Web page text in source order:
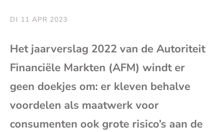
DI 11 APR 2023
Het jaarverslag 2022 van de Autoriteit
Financiële Markten (AFM) windt er
geen doekjes om: er kleven behalve
voordelen als maatwerk voor
consumenten ook grote risico’s aan de